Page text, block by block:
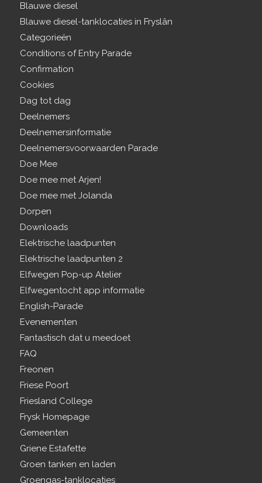
Blauwe diesel
Blauwe diesel-tanklocaties in Fryslân
Categorieën
Conditions of Entry Parade
Confirmation
Cookies
Dag tot dag
Deelnemers
Deelnemersinformatie
Deelnemersvoorwaarden Parade
Doe Mee
Doe mee met Arjen!
Doe mee met Jolanda
Dorpen
Downloads
Elektrische laadpunten
Elektrische laadpunten 2
Elfwegen Pop-up Atelier
Elfwegentocht app informatie
English-Parade
Evenementen
Fantastisch dat u meedoet
FAQ
Freonen
Friese Poort
Friesland College
Frysk Homepage
Gemeenten
Griene Estafette
Groen tanken en laden
Groengas-tanklocaties